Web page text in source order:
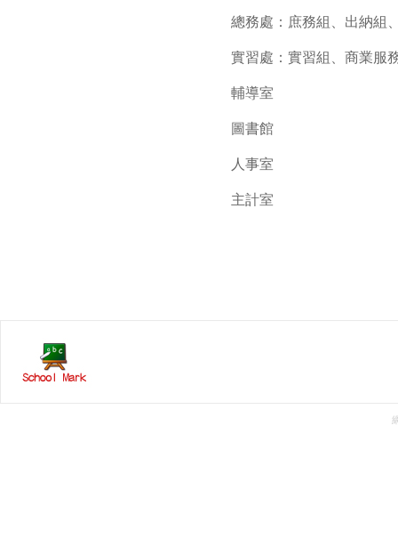
總務處：庶務組、出納組
實習處：實習組、商業服
輔導室
圖書館
人事室
主計室